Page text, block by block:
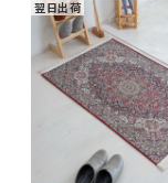
翌日出荷